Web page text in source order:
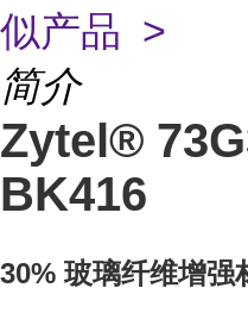
似产品 >
简介
Zytel®
BK416
30% 玻璃纤维增强